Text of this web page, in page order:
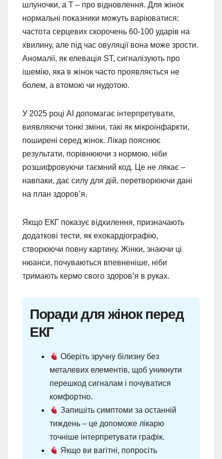
шлуночки, а T – про відновлення. Для жінок
нормальні показники можуть варіюватися:
частота серцевих скорочень 60-100 ударів на
хвилину, але під час овуляції вона може зрости.
Аномалії, як елевація ST, сигналізують про
ішемію, яка в жінок часто проявляється не
болем, а втомою чи нудотою.
У 2025 році AI допомагає інтерпретувати,
виявляючи тонкі зміни, такі як мікроінфаркти,
поширені серед жінок. Лікар пояснює
результати, порівнюючи з нормою, ніби
розшифровуючи таємний код. Це не лякає –
навпаки, дає силу для дій, перетворюючи дані
на план здоров’я.
Якщо ЕКГ показує відхилення, призначають
додаткові тести, як ехокардіографію,
створюючи повну картину. Жінки, знаючи ці
нюанси, почуваються впевненіше, ніби
тримають кермо свого здоров’я в руках.
Поради для жінок перед
ЕКГ
Оберіть зручну білизну без
металевих елементів, щоб уникнути
перешкод сигналам і почуватися
комфортно.
Запишіть симптоми за останній
тиждень – це допоможе лікарю
точніше інтерпретувати графік.
Якщо ви вагітні, попросіть